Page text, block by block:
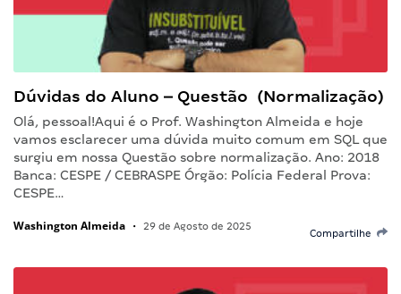
Dúvidas do Aluno – Questão (Normalização)
Olá, pessoal!Aqui é o Prof. Washington Almeida e hoje
vamos esclarecer uma dúvida muito comum em SQL que
surgiu em nossa Questão sobre normalização. Ano: 2018
Banca: CESPE / CEBRASPE Órgão: Polícia Federal Prova:
CESPE…
Washington Almeida • 29 de Agosto de 2025
Compartilhe